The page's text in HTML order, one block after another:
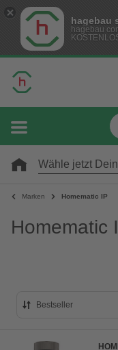
hagebau
hagebau
Wähle jetzt
Marken Homematic IP
Homematic
Bestseller